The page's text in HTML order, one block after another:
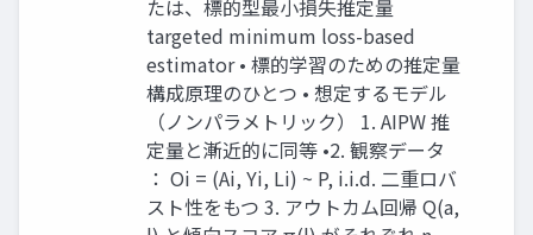
たは、標的型最小損失推定量
targeted minimum loss-based
estimator • 標的学習のための推定量
構成原理のひとつ • 想定するモデル
（ノンパラメトリック） 1. AIPW 推
定量と漸近的に同等 •2. 観察データ
： Oi = (Ai, Yi, Li) ~ P, i.i.d. 二重ロバ
スト性をもつ 3. アウトカム回帰 Q(a,